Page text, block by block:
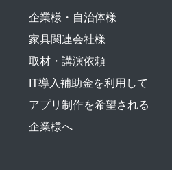
企業様・自治体様
家具関連会社様
取材・講演依頼
IT導入補助金を利用して
アプリ制作を希望される
企業様へ